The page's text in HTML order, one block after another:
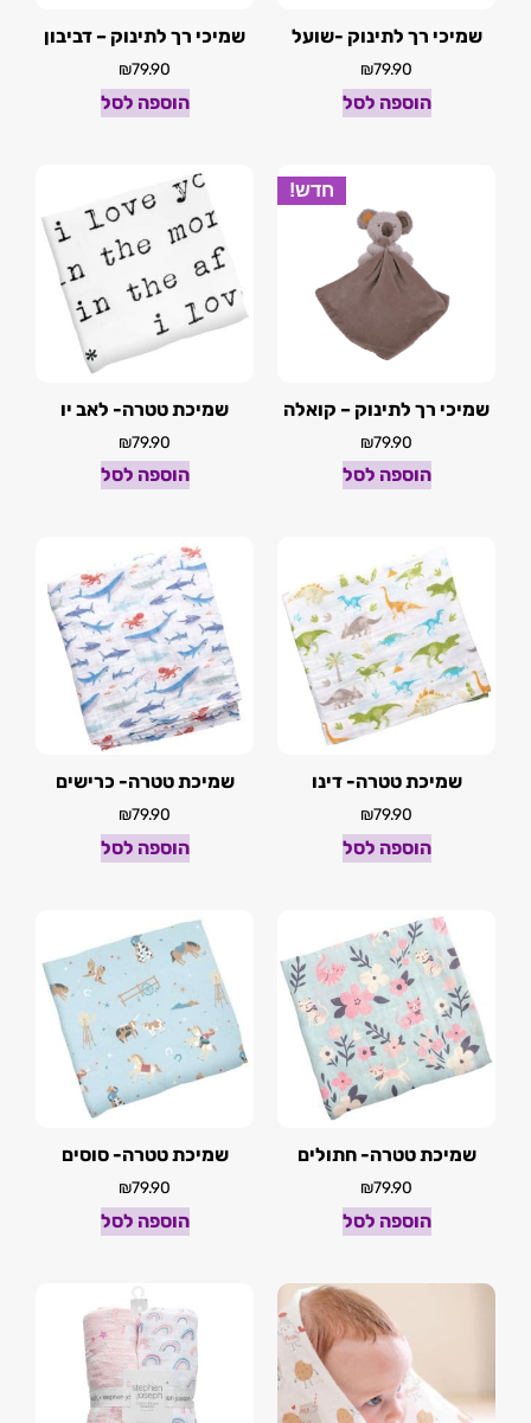
שמיכי רך לתינוק -שועל
₪79.90
הוספה לסל
שמיכי רך לתינוק – דביבון
₪79.90
הוספה לסל
חדש!
שמיכי רך לתינוק – קואלה
₪79.90
הוספה לסל
שמיכת טטרה- לאב יו
₪79.90
הוספה לסל
שמיכת טטרה- דינו
₪79.90
הוספה לסל
שמיכת טטרה- כרישים
₪79.90
הוספה לסל
שמיכת טטרה- חתולים
₪79.90
הוספה לסל
שמיכת טטרה- סוסים
₪79.90
הוספה לסל